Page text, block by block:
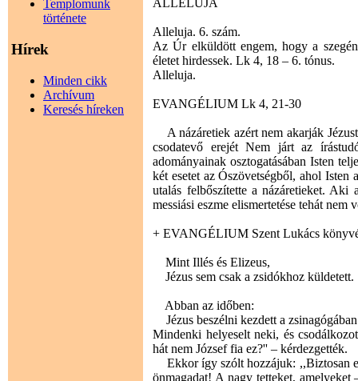
Templomunk
története
Hírek
Minden cikk
Archívum
Keresés híreken
ALLELUJA
Alleluja. 6. szám.
Az Úr elküldött engem, hogy a
életet hirdessek. Lk 4, 18 – 6. tónus.
Alleluja.
EVANGÉLIUM Lk 4, 21-30
A názáretiek azért nem akarják
csodatevő erejét Nem járt az
adományainak osztogatásában Isten
két esetet az Ószövetségből, ahol Isten
utalás felbőszítette a názáretieket.
messiási eszme elismertetése tehát nem
+ EVANGÉLIUM Szent Lukács
Mint Illés és Elizeus,
Jézus sem csak a zsidókhoz küldetett.
Abban az időben:
Jézus beszélni kezdett a
Mindenki helyeselt neki, és
hát nem József fia ez?'' – kérdezgették.
Ekkor így szólt hozzájuk: ,,Biztosan
önmagadat! A nagy tetteket,